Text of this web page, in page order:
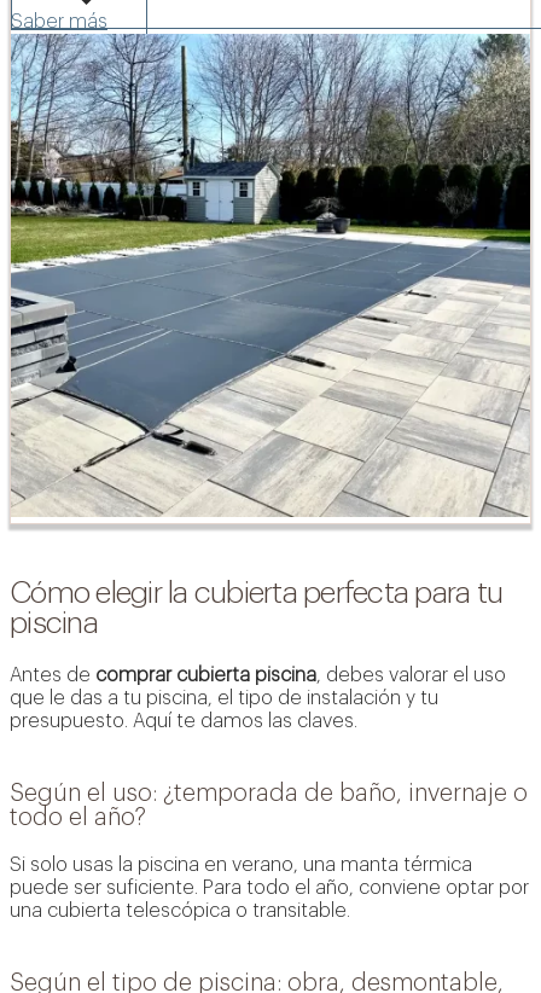
Saber más
Cómo elegir la cubierta perfecta para tu
piscina
Antes de comprar cubierta piscina, debes valorar el uso
que le das a tu piscina, el tipo de instalación y tu
presupuesto. Aquí te damos las claves.
Según el uso: ¿temporada de baño, invernaje o
todo el año?
Si solo usas la piscina en verano, una manta térmica
puede ser suficiente. Para todo el año, conviene optar por
una cubierta telescópica o transitable.
Según el tipo de piscina: obra, desmontable,